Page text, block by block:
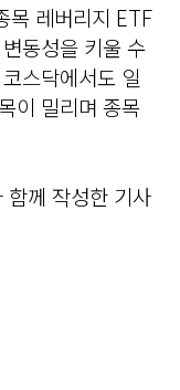
목 레버리지 ETF
동성을 키울 수
스닥에서도 일
이 밀리며 종목
함께 작성한 기사